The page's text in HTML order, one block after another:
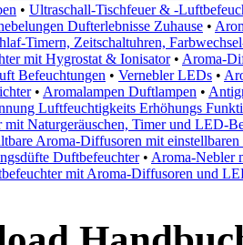
• Ultraschall-Tischfeuer & -
Dufterlebnisse Zuhause •
Timern, Zeitschaltuhren,
mit Hygrostat & Ionisator• Aroma-
Befeuchtungen • Vernebler LEDs •
• Aromalampen Duftlampen •
Luftfeuchtigkeits Erhöhungs
mit Naturgeräuschen, Timer und LED-
Aroma-Diffusoren mit
Duftbefeuchter• Aroma-Nebler
mit Aroma-Diffusoren und